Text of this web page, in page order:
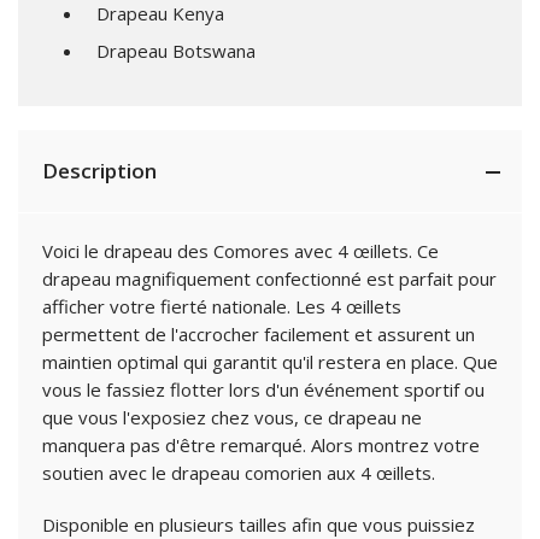
Drapeau Kenya
Drapeau Botswana
Description
Voici le drapeau des Comores avec 4 œillets. Ce
drapeau magnifiquement confectionné est parfait pour
afficher votre fierté nationale. Les 4 œillets
permettent de l'accrocher facilement et assurent un
maintien optimal qui garantit qu'il restera en place. Que
vous le fassiez flotter lors d'un événement sportif ou
que vous l'exposiez chez vous, ce drapeau ne
manquera pas d'être remarqué. Alors montrez votre
soutien avec le drapeau comorien aux 4 œillets.
Disponible en plusieurs tailles afin que vous puissiez